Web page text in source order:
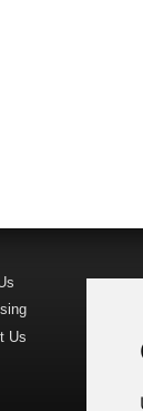
Us